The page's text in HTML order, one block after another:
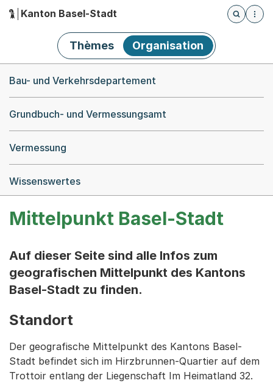
Hauptnavigation
Kanton Basel-Stadt
Öffnet
Thèmes Organisation
Bau- und Verkehrsdepartement
Grundbuch- und Vermessungsamt
Vermessung
Wissenswertes
Mittelpunkt Basel-Stadt
Auf dieser Seite sind alle Infos zum
geografischen Mittelpunkt des Kantons
Basel-Stadt zu finden.
Standort
Der geografische Mittelpunkt des Kantons Basel-
Stadt befindet sich im Hirzbrunnen-Quartier auf dem
Trottoir entlang der Liegenschaft Im Heimatland 32.